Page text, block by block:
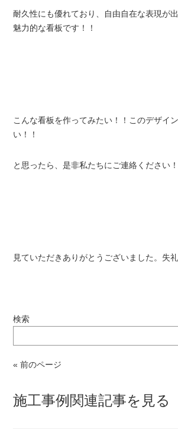
耐久性にも優れており、自由自在な表現が
魅力的な看板です！！
こんな看板を作ってみたい！！このデザイ
い！！
と思ったら、是非私たちにご連絡ください！
見ていただきありがとうございました。失礼
検索
« 前のページ
施工事例関連記事を見る